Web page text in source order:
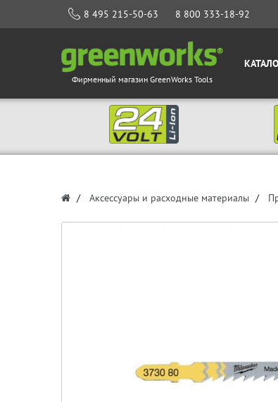
8 495 215-50-63 8 800 333-18-92
Фирменный магазин GreenWorks Tools
Аксессуары и расходные материалы